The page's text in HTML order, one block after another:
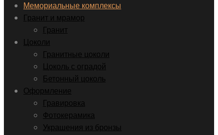
Мемориальные комплексы
Гранит и мрамор
Гранит
Цоколи
Гранитные цоколи
Цоколь с оградой
Бетонный цоколь
Оформление
Гравировка
Фотокерамика
Украшения из бронзы